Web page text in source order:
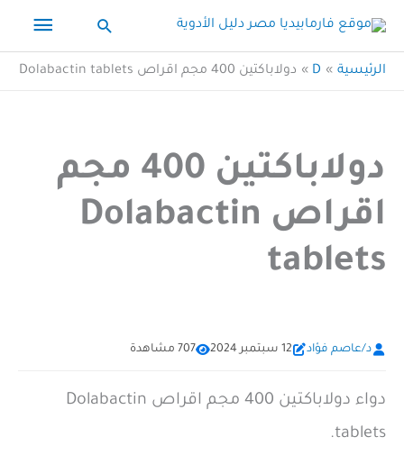
المحتوى
البحث
الرئيسية D دولاباكتين 400 مجم اقراص Dolabactin tablets
دولاباكتين 400 مجم
اقراص Dolabactin
tablets
د/عاصم فؤاد 12 سبتمبر 2024 707 مشاهدة
دواء دولاباكتين 400 مجم اقراص Dolabactin
tablets.